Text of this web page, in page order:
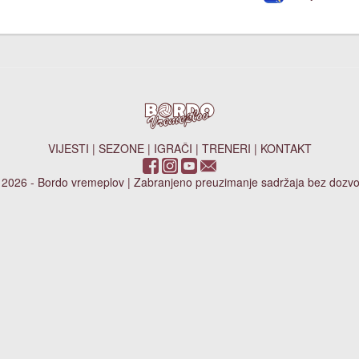
VIJESTI | SEZONE| IGRAČI | TRENERI | KONTAKT
- Bordo vremeplov | Zabranjeno preuzimanje sadržaja bez